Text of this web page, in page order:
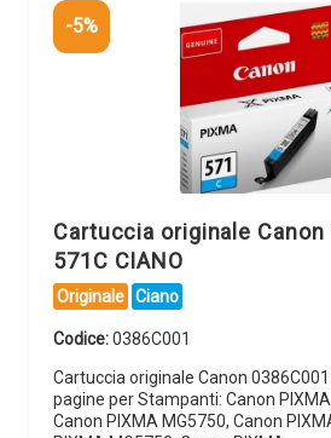
-5%
Cartuccia originale Canon
571C CIANO
Originale Ciano
Codice:0386C001
Cartuccia originale Canon 0386C001
pagine per Stampanti: Canon PIXMA
Canon PIXMA MG5750, Canon